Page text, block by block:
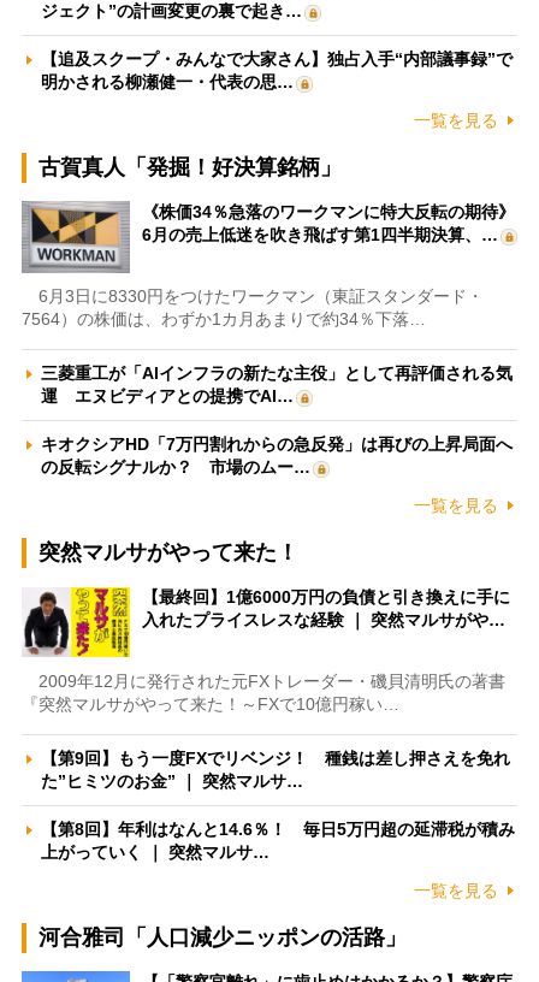
ジェクト”の計画変更の裏で起き…
【追及スクープ・みんなで大家さん】独占入手“内部議事録”で
明かされる柳瀬健一・代表の思…
一覧を見る
古賀真人「発掘！好決算銘柄」
《株価34％急落のワークマンに特大反転の期待》
6月の売上低迷を吹き飛ばす第1四半期決算、…
6月3日に8330円をつけたワークマン（東証スタンダード・
7564）の株価は、わずか1カ月あまりで約34％下落…
三菱重工が「AIインフラの新たな主役」として再評価される気
運 エヌビディアとの提携でAI…
キオクシアHD「7万円割れからの急反発」は再びの上昇局面へ
の反転シグナルか？ 市場のムー…
一覧を見る
突然マルサがやって来た！
【最終回】1億6000万円の負債と引き換えに手に
入れたプライスレスな経験 ｜ 突然マルサがや…
2009年12月に発行された元FXトレーダー・磯貝清明氏の著書
『突然マルサがやって来た！～FXで10億円稼い…
【第9回】もう一度FXでリベンジ！ 種銭は差し押さえを免れ
た”ヒミツのお金” ｜ 突然マルサ…
【第8回】年利はなんと14.6％！ 毎日5万円超の延滞税が積み
上がっていく ｜ 突然マルサ…
一覧を見る
河合雅司「人口減少ニッポンの活路」